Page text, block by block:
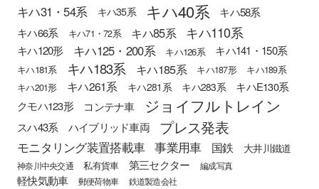
キハ31・54系 キハ35系 キハ40系 キハ58系
キハ66系 キハ71・72系 キハ85系 キハ110系
キハ120形 キハ125・200系 キハ126系 キハ141・150系
キハ181系 キハ183系 キハ185系 キハ187形
キハ189系
キハ201形
キハ261系 キハ281系 キハ283系
キハE130系
クモハ123形
コンテナ車 ジョイフルトレイン
スハ43系 ハイブリッド車両 プレス発表
モニタリング装置搭載車 事業用車 国鉄 大井川鐵道
神奈川中央交通 私有貨車 第三セクター 編成写真
軽快気動車 郵便荷物車 鉄道製造会社